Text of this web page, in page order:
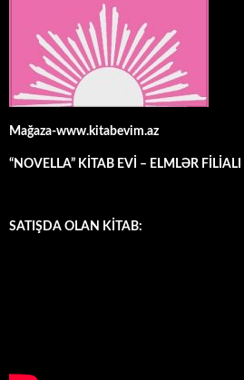
Mağaza-www.kitabevim.az
“NOVELLA” KİTAB EVİ – ELMLƏR FİLİALI
SATIŞDA OLAN KİTAB: